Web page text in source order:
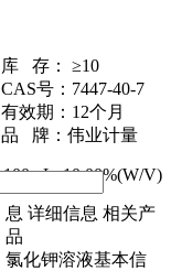
库 存：
≥10
CAS号： 7447-40-7
有效期： 12个月
品 牌： 伟业计量
100mL,10.00%(W/V)
息 详细信息 相关产
品
氯化钾溶液基本信